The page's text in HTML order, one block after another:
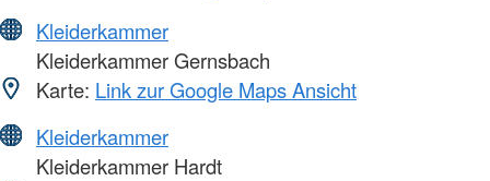
Kleiderkammer
Kleiderkammer Gernsbach
Karte: Link zur Google Maps Ansicht
Kleiderkammer
Kleiderkammer Hardt